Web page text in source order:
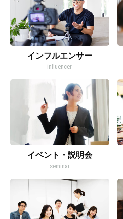
インフルエンサー
influencer
イベント・説明会
seminar